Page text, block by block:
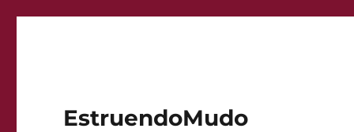
EstruendoMudo